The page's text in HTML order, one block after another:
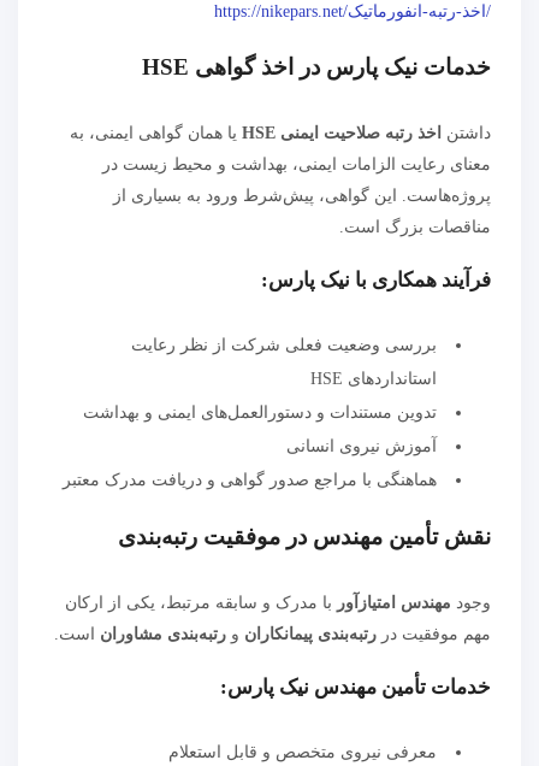
/اخذ-رتبه-انفورماتیک/https://nikepars.net
خدمات نیک پارس در اخذ گواهی HSE
داشتن اخذ رتبه صلاحیت ایمنی HSE
یا همان گواهی ایمنی، به
معنای رعایت الزامات ایمنی، بهداشت و محیط زیست در
پروژه‌هاست. این گواهی، پیش‌شرط ورود به بسیاری از
مناقصات بزرگ است.
فرآیند همکاری با نیک پارس:
بررسی وضعیت فعلی شرکت از نظر رعایت
استانداردهای HSE
تدوین مستندات و دستورالعمل‌های ایمنی و بهداشت
آموزش نیروی انسانی
هماهنگی با مراجع صدور گواهی و دریافت مدرک معتبر
نقش تأمین مهندس در موفقیت رتبه‌بندی
وجود مهندس امتیازآور با مدرک و سابقه مرتبط، یکی از ارکان
مهم موفقیت در رتبه‌بندی پیمانکاران و رتبه‌بندی مشاوران است.
خدمات تأمین مهندس نیک پارس:
معرفی نیروی متخصص و قابل استعلام